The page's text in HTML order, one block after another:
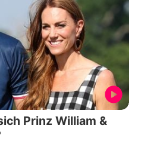
Prinz William &